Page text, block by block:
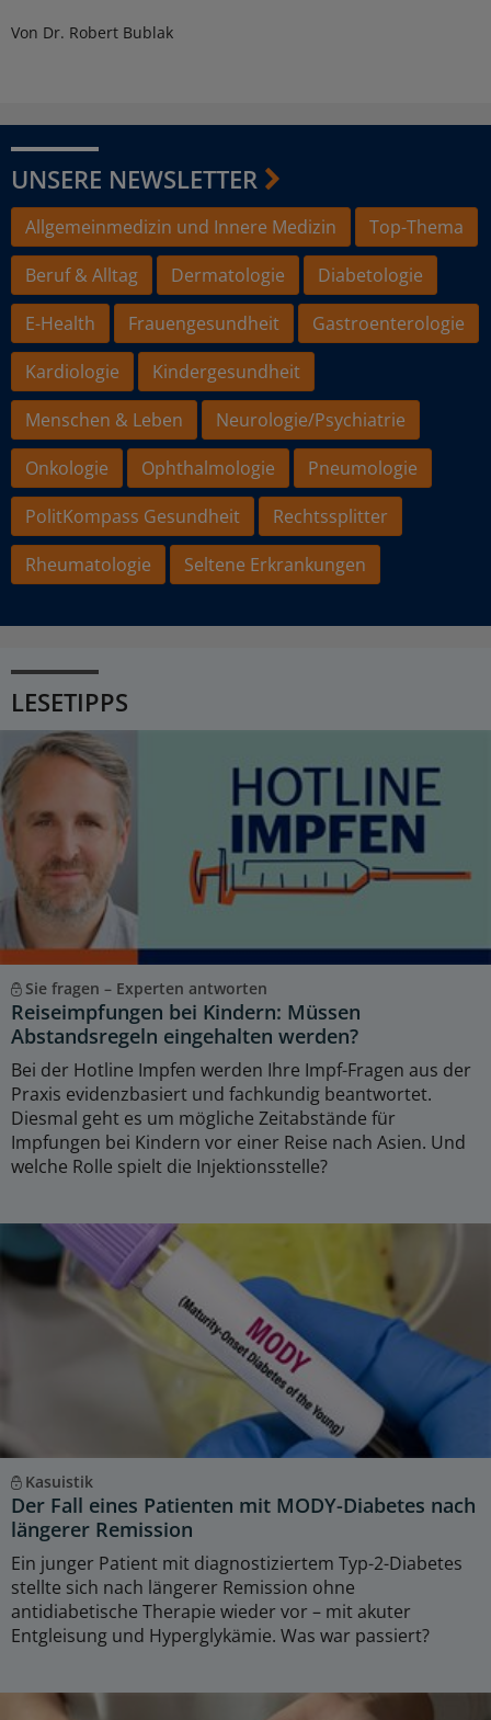
Von Dr. Robert Bublak
UNSERE NEWSLETTER
Allgemeinmedizin und Innere Medizin
Top-Thema
Beruf & Alltag
Dermatologie
Diabetologie
E-Health
Frauengesundheit
Gastroenterologie
Kardiologie
Kindergesundheit
Menschen & Leben
Neurologie/Psychiatrie
Onkologie
Ophthalmologie
Pneumologie
PolitKompass Gesundheit
Rechtssplitter
Rheumatologie
Seltene Erkrankungen
LESETIPPS
Sie fragen – Experten antworten
Reiseimpfungen bei Kindern: Müssen
Abstandsregeln eingehalten werden?
Bei der Hotline Impfen werden Ihre Impf-Fragen aus der
Praxis evidenzbasiert und fachkundig beantwortet.
Diesmal geht es um mögliche Zeitabstände für
Impfungen bei Kindern vor einer Reise nach Asien. Und
welche Rolle spielt die Injektionsstelle?
Kasuistik
Der Fall eines Patienten mit MODY-Diabetes nach
längerer Remission
Ein junger Patient mit diagnostiziertem Typ-2-Diabetes
stellte sich nach längerer Remission ohne
antidiabetische Therapie wieder vor – mit akuter
Entgleisung und Hyperglykämie. Was war passiert?